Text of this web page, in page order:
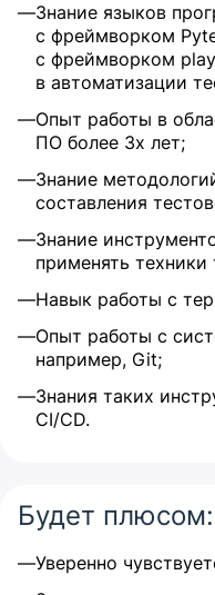
Знание языков
с фреймворком
с фреймворком
в автоматизации
Опыт работы в
ПО более 3х лет;
Знание
составления
Знание
применять техники
Навык работы с
Опыт работы с
например, Git;
Знания таких
CI/CD.
Будет плюсом:
Уверенно